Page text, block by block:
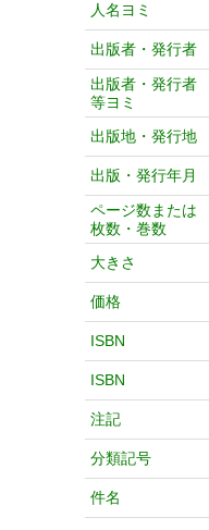
人名ヨミ
出版者・発行者
出版者・発行者
等ヨミ
出版地・発行地
出版・発行年月
ページ数または
枚数・巻数
大きさ
価格
ISBN
ISBN
注記
分類記号
件名